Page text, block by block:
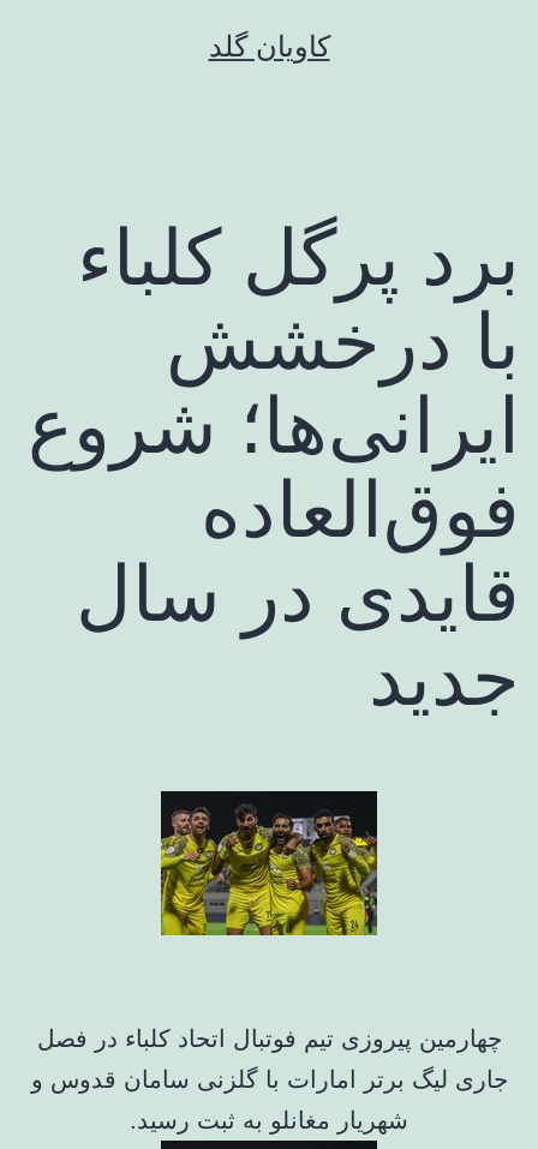
کاویان گلد
برد پرگل کلباء
با درخشش
ایرانی‌ها؛ شروع
فوق‌العاده
قایدی در سال
جدید
چهارمین پیروزی تیم فوتبال اتحاد کلباء در فصل
جاری لیگ برتر امارات با گلزنی سامان قدوس و
شهریار مغانلو به ثبت رسید.